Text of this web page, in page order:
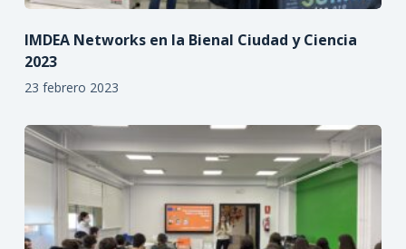
IMDEA Networks en la Bienal Ciudad y Ciencia
2023
23 febrero 2023